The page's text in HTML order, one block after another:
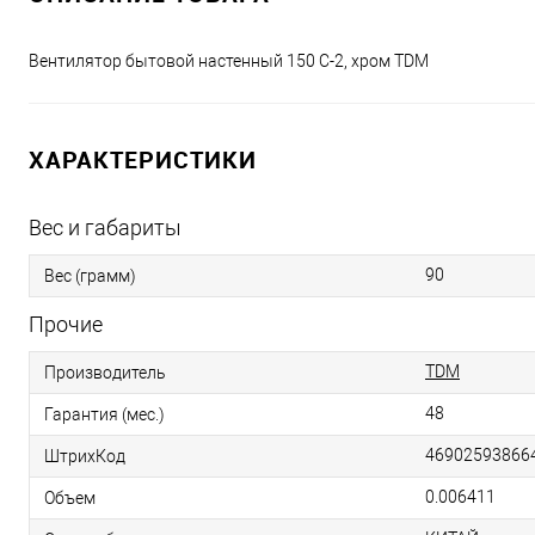
Вентилятор бытовой настенный 150 С-2, хром TDM
ХАРАКТЕРИСТИКИ
Вес и габариты
Вес (грамм) 90
Прочие
Производитель TDM
Гарантия (мес.) 48
ШтрихКод
Объем 0.006411